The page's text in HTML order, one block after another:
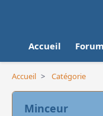
Accueil Forum
Accueil > Catégorie
Minceur